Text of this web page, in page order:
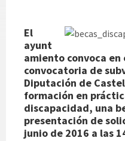
El
ayunt
amiento convoca en
convocatoria de
Diputación de
formación en
discapacidad, una
presentación de
junio de 2016 a las